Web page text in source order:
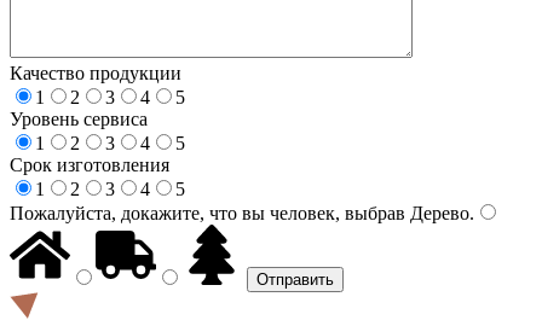
Качество продукции
1
2 3 4
5
Уровень сервиса
1
2 3 4
5
Срок изготовления
1
2 3 4
5
Пожалуйста, докажите, что вы человек, выбрав Дерево.